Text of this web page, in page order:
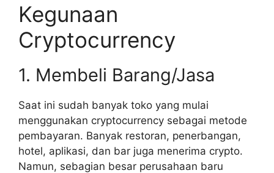
Kegunaan
Cryptocurrency
1. Membeli Barang/Jasa
Saat ini sudah banyak toko yang mulai
menggunakan cryptocurrency sebagai metode
pembayaran. Banyak restoran, penerbangan,
hotel, aplikasi, dan bar juga menerima crypto.
Namun, sebagian besar perusahaan baru